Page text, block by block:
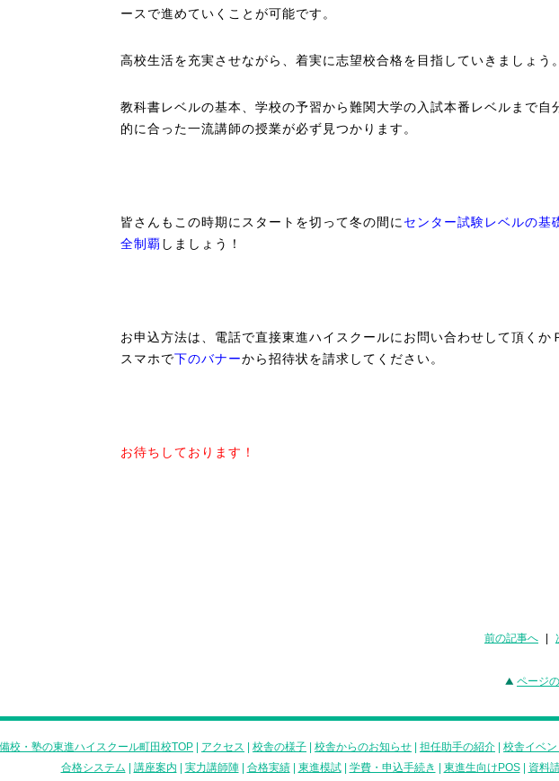
ースで進めていくことが可能です。
高校生活を充実させながら、着実に志望校合格を目指していきましょう。
教科書レベルの基本、学校の予習から難関大学の入試本番レベルまで自
的に合った一流講師の授業が必ず見つかります。
皆さんもこの時期にスタートを切って冬の間に センター試験レベルの基
全制覇 しましょう！
お申込方法は、電話で直接東進ハイスクールにお問い合わせして頂くか
スマホで下のバナーから招待状を請求してください。
お待ちしております！
前の記事へ
ページ
校・塾の東進ハイスクール町田校TOP アクセス 校舎の様子 校舎からのお知らせ 担任助手の紹介 校舎イベ
合格システム
講座案内 実力講師陣| 合格実績| 東進模試| 学費・申込手続き 東進生向けPOS| 資料